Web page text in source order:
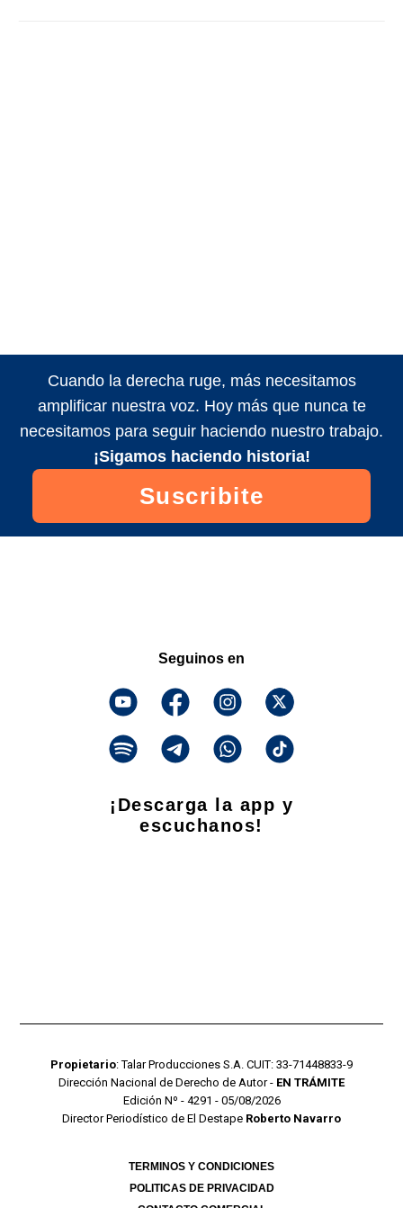
Cuando la derecha ruge, más necesitamos
amplificar nuestra voz. Hoy más que nunca te
necesitamos para seguir haciendo nuestro trabajo.
¡Sigamos haciendo historia!
Suscribite
Seguinos en
¡Descarga la app y
escuchanos!
Propietario: Talar Producciones S.A. CUIT: 33-71448833-9
Dirección Nacional de Derecho de Autor - EN TRÁMITE
Edición Nº - 4291 - 05/08/2026
Director Periodístico de El Destape Roberto Navarro
TERMINOS Y CONDICIONES
POLITICAS DE PRIVACIDAD